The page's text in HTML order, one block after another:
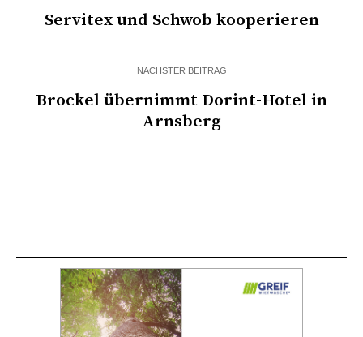
Servitex und Schwob kooperieren
NÄCHSTER BEITRAG
Brockel übernimmt Dorint-Hotel in
Arnsberg